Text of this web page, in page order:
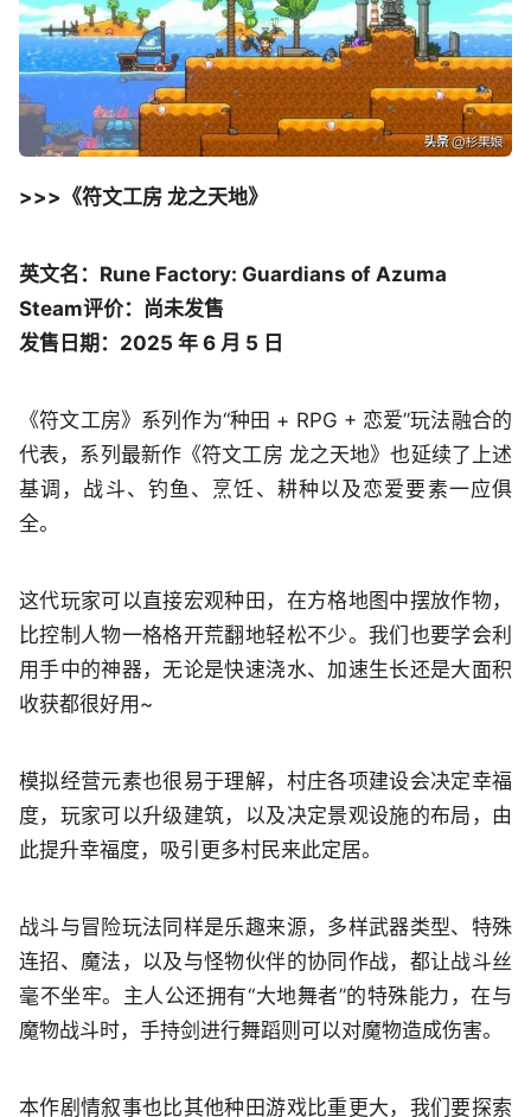
>>>《符文工房 龙之天地》
英文名：Rune Factory: Guardians of Azuma
Steam评价：尚未发售
发售日期：2025 年 6 月 5 日
《符文工房》系列作为“种田 + RPG + 恋爱”玩法融合的
代表，系列最新作《符文工房 龙之天地》也延续了上述
基调，战斗、钓鱼、烹饪、耕种以及恋爱要素一应俱
全。
这代玩家可以直接宏观种田，在方格地图中摆放作物，
比控制人物一格格开荒翻地轻松不少。我们也要学会利
用手中的神器，无论是快速浇水、加速生长还是大面积
收获都很好用~
模拟经营元素也很易于理解，村庄各项建设会决定幸福
度，玩家可以升级建筑，以及决定景观设施的布局，由
此提升幸福度，吸引更多村民来此定居。
战斗与冒险玩法同样是乐趣来源，多样武器类型、特殊
连招、魔法，以及与怪物伙伴的协同作战，都让战斗丝
毫不坐牢。主人公还拥有“大地舞者”的特殊能力，在与
魔物战斗时，手持剑进行舞蹈则可以对魔物造成伤害。
本作剧情叙事也比其他种田游戏比重更大，我们要探索